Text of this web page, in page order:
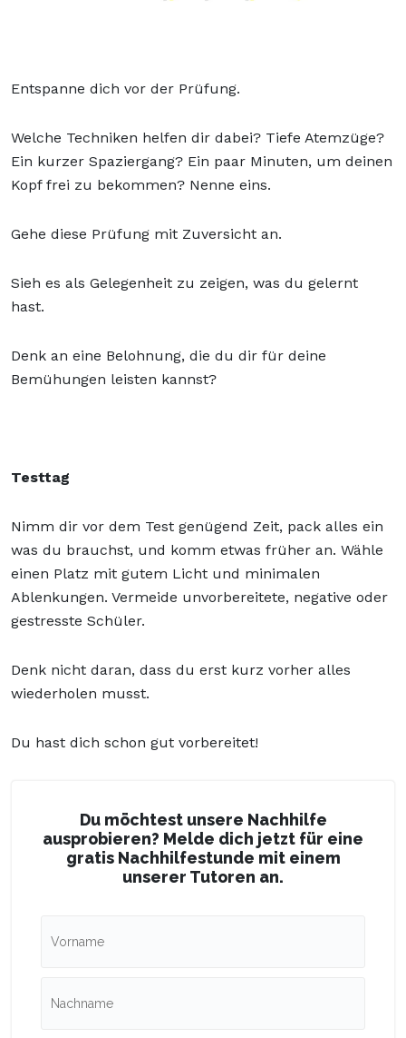
Entspanne dich vor der Prüfung.
Welche Techniken helfen dir dabei? Tiefe Atemzüge?
Ein kurzer Spaziergang? Ein paar Minuten, um deinen
Kopf frei zu bekommen? Nenne eins.
Gehe diese Prüfung mit Zuversicht an.
Sieh es als Gelegenheit zu zeigen, was du gelernt
hast.
Denk an eine Belohnung, die du dir für deine
Bemühungen leisten kannst?
Testtag
Nimm dir vor dem Test genügend Zeit, pack alles ein
was du brauchst, und komm etwas früher an. Wähle
einen Platz mit gutem Licht und minimalen
Ablenkungen. Vermeide unvorbereitete, negative oder
gestresste Schüler.
Denk nicht daran, dass du erst kurz vorher alles
wiederholen musst.
Du hast dich schon gut vorbereitet!
Du möchtest unsere Nachhilfe
ausprobieren? Melde dich jetzt für eine
gratis Nachhilfestunde mit einem
unserer Tutoren an.